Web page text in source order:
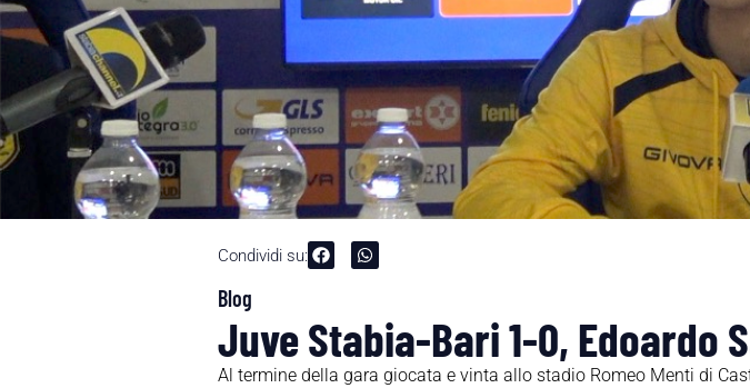
Condividi su:
Blog
Juve Stabia-Bari 1-0, Edoardo
Al termine della gara giocata e vinta allo stadio Romeo Menti di